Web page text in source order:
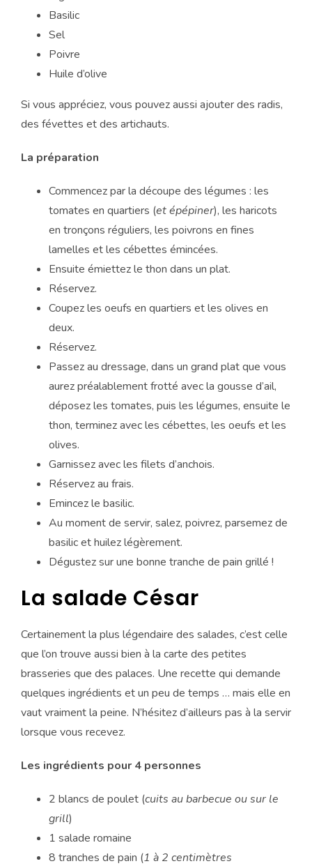
Basilic
Sel
Poivre
Huile d’olive
Si vous appréciez, vous pouvez aussi ajouter des radis,
des févettes et des artichauts.
La préparation
Commencez par la découpe des légumes : les
tomates en quartiers (et épépiner), les haricots
en tronçons réguliers, les poivrons en fines
lamelles et les cébettes émincées.
Ensuite émiettez le thon dans un plat.
Réservez.
Coupez les oeufs en quartiers et les olives en
deux.
Réservez.
Passez au dressage, dans un grand plat que vous
aurez préalablement frotté avec la gousse d’ail,
déposez les tomates, puis les légumes, ensuite le
thon, terminez avec les cébettes, les oeufs et les
olives.
Garnissez avec les filets d’anchois.
Réservez au frais.
Emincez le basilic.
Au moment de servir, salez, poivrez, parsemez de
basilic et huilez légèrement.
Dégustez sur une bonne tranche de pain grillé !
La salade César
Certainement la plus légendaire des salades, c’est celle
que l’on trouve aussi bien à la carte des petites
brasseries que des palaces. Une recette qui demande
quelques ingrédients et un peu de temps … mais elle en
vaut vraiment la peine. N’hésitez d’ailleurs pas à la servir
lorsque vous recevez.
Les ingrédients pour 4 personnes
2 blancs de poulet (cuits au barbecue ou sur le
grill)
1 salade romaine
8 tranches de pain (1 à 2 centimètres